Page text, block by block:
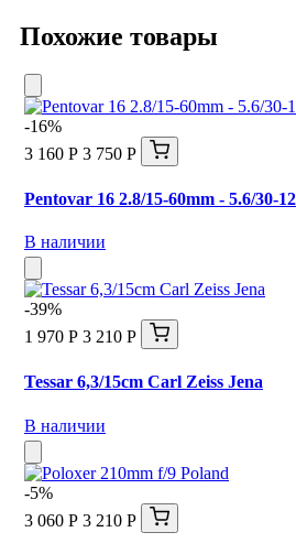
Похожие товары
-16%
3 160 Р 3 750 Р
Pentovar 16 2.8/15-60mm - 5.6/30-
В наличии
-39%
1 970 Р 3 210 Р
Tessar 6,3/15cm Carl Zeiss Jena
В наличии
-5%
3 060 Р 3 210 Р